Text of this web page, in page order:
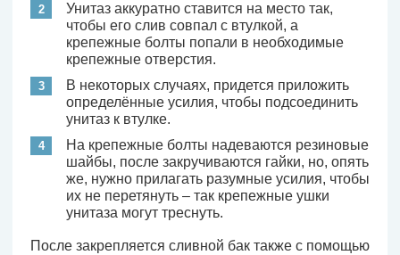
Унитаз аккуратно ставится на место так,
чтобы его слив совпал с втулкой, а
крепежные болты попали в необходимые
крепежные отверстия.
В некоторых случаях, придется приложить
определённые усилия, чтобы подсоединить
унитаз к втулке.
На крепежные болты надеваются резиновые
шайбы, после закручиваются гайки, но, опять
же, нужно прилагать разумные усилия, чтобы
их не перетянуть – так крепежные ушки
унитаза могут треснуть.
После закрепляется сливной бак также с помощью